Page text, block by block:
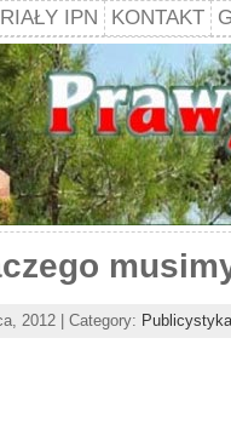
IPN KONTAKT
2012 | Category: Publicystyka